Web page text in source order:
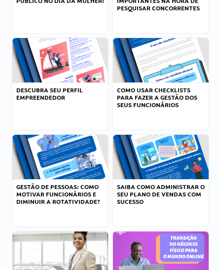
PESQUISAR CONCORRENTES
DESCUBRA SEU PERFIL
EMPREENDEDOR
COMO USAR CHECKLISTS
PARA FAZER A GESTÃO DOS
SEUS FUNCIONÁRIOS
GESTÃO DE PESSOAS: COMO
MOTIVAR FUNCIONÁRIOS E
DIMINUIR A ROTATIVIDADE?
SAIBA COMO ADMINISTRAR O
SEU PLANO DE VENDAS COM
SUCESSO